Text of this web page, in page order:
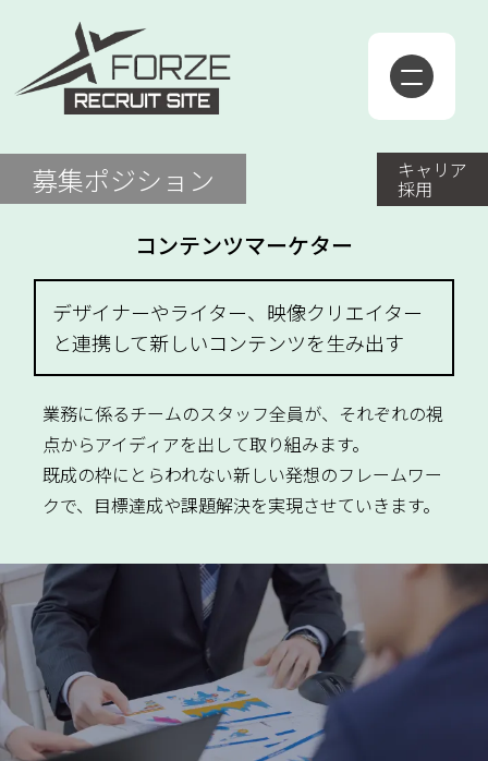
募集ポジション キャリア
採用
コンテンツマーケター
デザイナーやライター、映像クリエイター
と連携して新しいコンテンツを生み出す
業務に係るチームのスタッフ全員が、それぞれの視
点からアイディアを出して取り組みます。
既成の枠にとらわれない新しい発想のフレームワー
クで、目標達成や課題解決を実現させていきます。